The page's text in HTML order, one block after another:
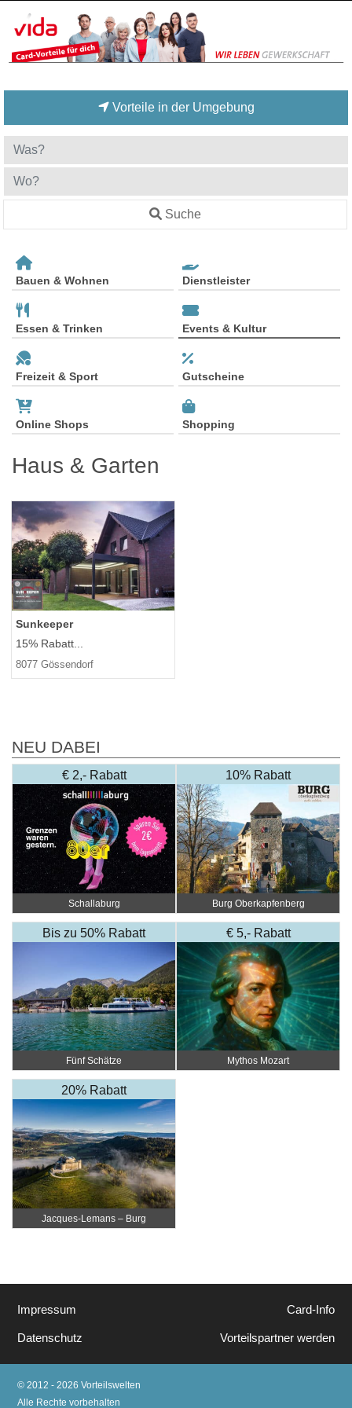
Vorteile in der Umgebung
Suche
Bauen & Wohnen Dienstleister
Essen & Trinken Events & Kultur
Freizeit & Sport Gutscheine
Online Shops Shopping
Haus & Garten
Sunkeeper
15% Rabatt...
8077 Gössendorf
NEU DABEI
€ 2,- Rabatt
Schallaburg
10% Rabatt
Burg Oberkapfenberg
Bis zu 50% Rabatt
Fünf Schätze
€ 5,- Rabatt
Mythos Mozart
20% Rabatt
Jacques-Lemans – Burg
Impressum
Datenschutz
Card-Info
Vorteilspartner werden
© 2012 - 2026 Vorteilswelten
Alle Rechte vorbehalten